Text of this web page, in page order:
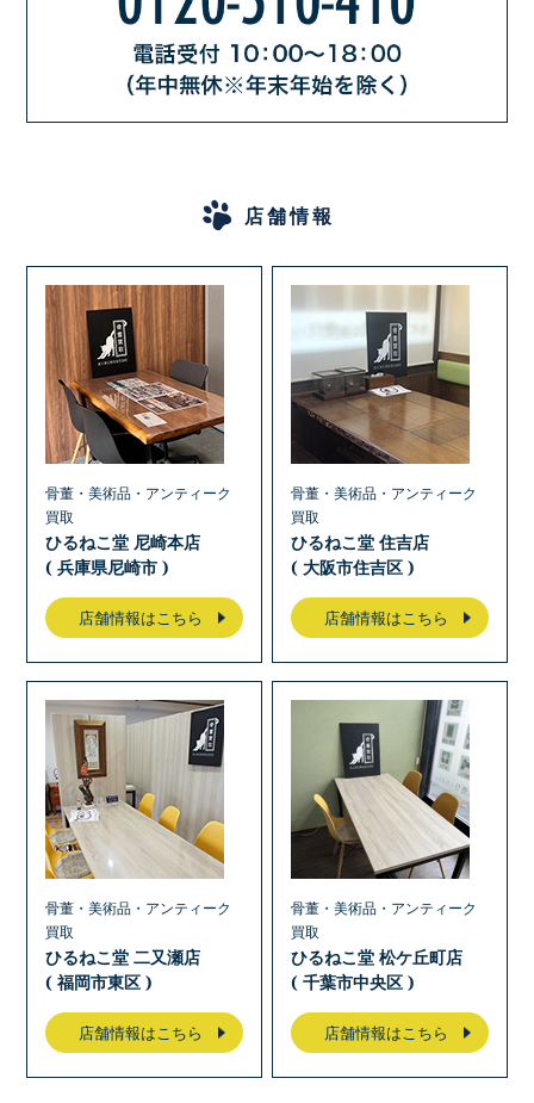
店舗情報
骨董・美術品・アンティーク
買取
ひるねこ堂 尼崎本店
( 兵庫県尼崎市 )
店舗情報はこちら
骨董・美術品・アンティーク
買取
ひるねこ堂 住吉店
( 大阪市住吉区 )
店舗情報はこちら
骨董・美術品・アンティーク
買取
ひるねこ堂 二又瀬店
( 福岡市東区 )
店舗情報はこちら
骨董・美術品・アンティーク
買取
ひるねこ堂 松ケ丘町店
( 千葉市中央区 )
店舗情報はこちら